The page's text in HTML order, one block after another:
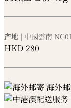
产地 | 中國雲南
HKD 280
海外